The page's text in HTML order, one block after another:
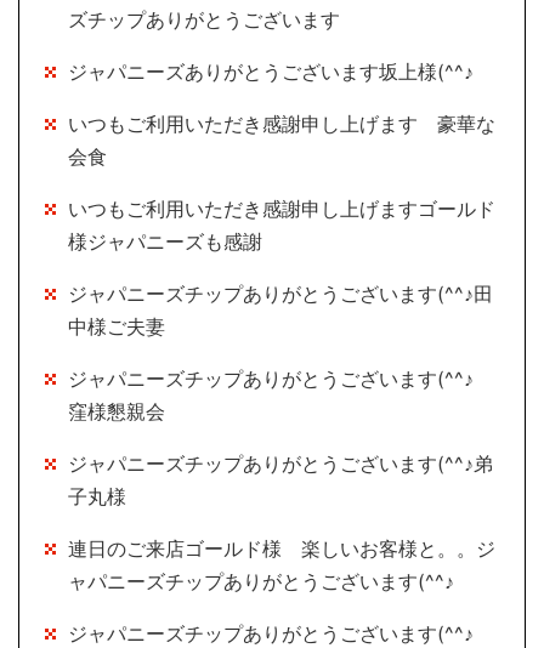
ズチップありがとうございます
ジャパニーズありがとうございます坂上様(^^♪
いつもご利用いただき感謝申し上げます 豪華な
会食
いつもご利用いただき感謝申し上げますゴールド
様ジャパニーズも感謝
ジャパニーズチップありがとうございます(^^♪田
中様ご夫妻
ジャパニーズチップありがとうございます(^^♪
窪様懇親会
ジャパニーズチップありがとうございます(^^♪弟
子丸様
連日のご来店ゴールド様 楽しいお客様と。。ジ
ャパニーズチップありがとうございます(^^♪
ジャパニーズチップありがとうございます(^^♪